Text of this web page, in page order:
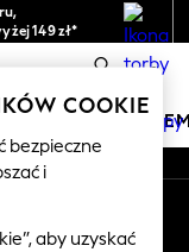
149 zł*
0
COOKIE
bezpieczne
i
aby uzyskać